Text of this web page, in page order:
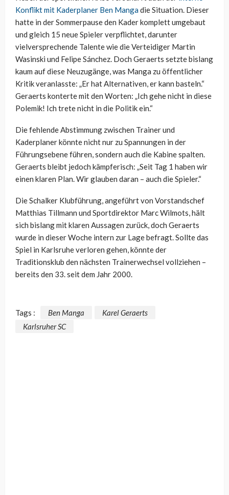
Konflikt mit Kaderplaner Ben Mangadie Situation. Dieser
hatte in der Sommerpause den Kader komplett umgebaut
und gleich 15 neue Spieler verpflichtet, darunter
vielversprechende Talente wie die Verteidiger Martin
Wasinski und Felipe Sánchez. Doch Geraerts setzte bislang
kaum auf diese Neuzugänge, was Manga zu öffentlicher
Kritik veranlasste: „Er hat Alternativen, er kann basteln.“
Geraerts konterte mit den Worten: „Ich gehe nicht in diese
Polemik! Ich trete nicht in die Politik ein.“
Die fehlende Abstimmung zwischen Trainer und
Kaderplaner könnte nicht nur zu Spannungen in der
Führungsebene führen, sondern auch die Kabine spalten.
Geraerts bleibt jedoch kämpferisch: „Seit Tag 1 haben wir
einen klaren Plan. Wir glauben daran – auch die Spieler.“
Die Schalker Klubführung, angeführt von Vorstandschef
Matthias Tillmann und Sportdirektor Marc Wilmots, hält
sich bislang mit klaren Aussagen zurück, doch Geraerts
wurde in dieser Woche intern zur Lage befragt. Sollte das
Spiel in Karlsruhe verloren gehen, könnte der
Traditionsklub den nächsten Trainerwechsel vollziehen –
bereits den 33. seit dem Jahr 2000.
Tags : Ben Manga
Karel Geraerts
Karlsruher SC